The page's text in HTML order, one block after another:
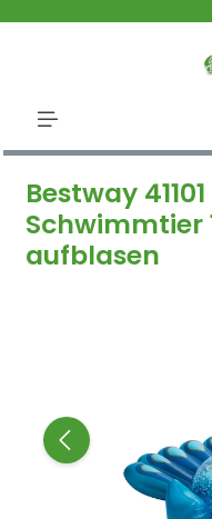
Bestway
Schwimmtier
aufblasen